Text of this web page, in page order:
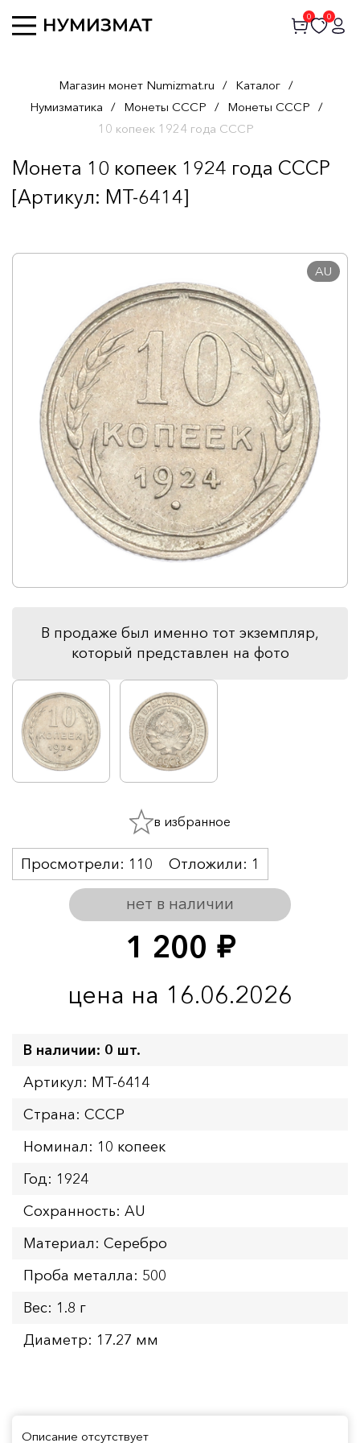
0 0
Магазин монет Numizmat.ru / Каталог /
Нумизматика / Монеты СССР / Монеты СССР /
10 копеек 1924 года СССР
Монета 10 копеек 1924 года СССР
[Артикул: MT-6414]
AU
В продаже был именно тот экземпляр,
который представлен на фото
1 200 руб.
цена на 16.06.2026
нет в наличии
Просмотрели: 110 Отложили: 1
в избранное
В наличии: 0 шт.
Артикул: MT-6414
Страна: СССР
Номинал: 10 копеек
Год: 1924
Сохранность: AU
Материал: Серебро
Проба металла: 500
Вес: 1.8 г
Диаметр: 17.27 мм
Описание отсутствует